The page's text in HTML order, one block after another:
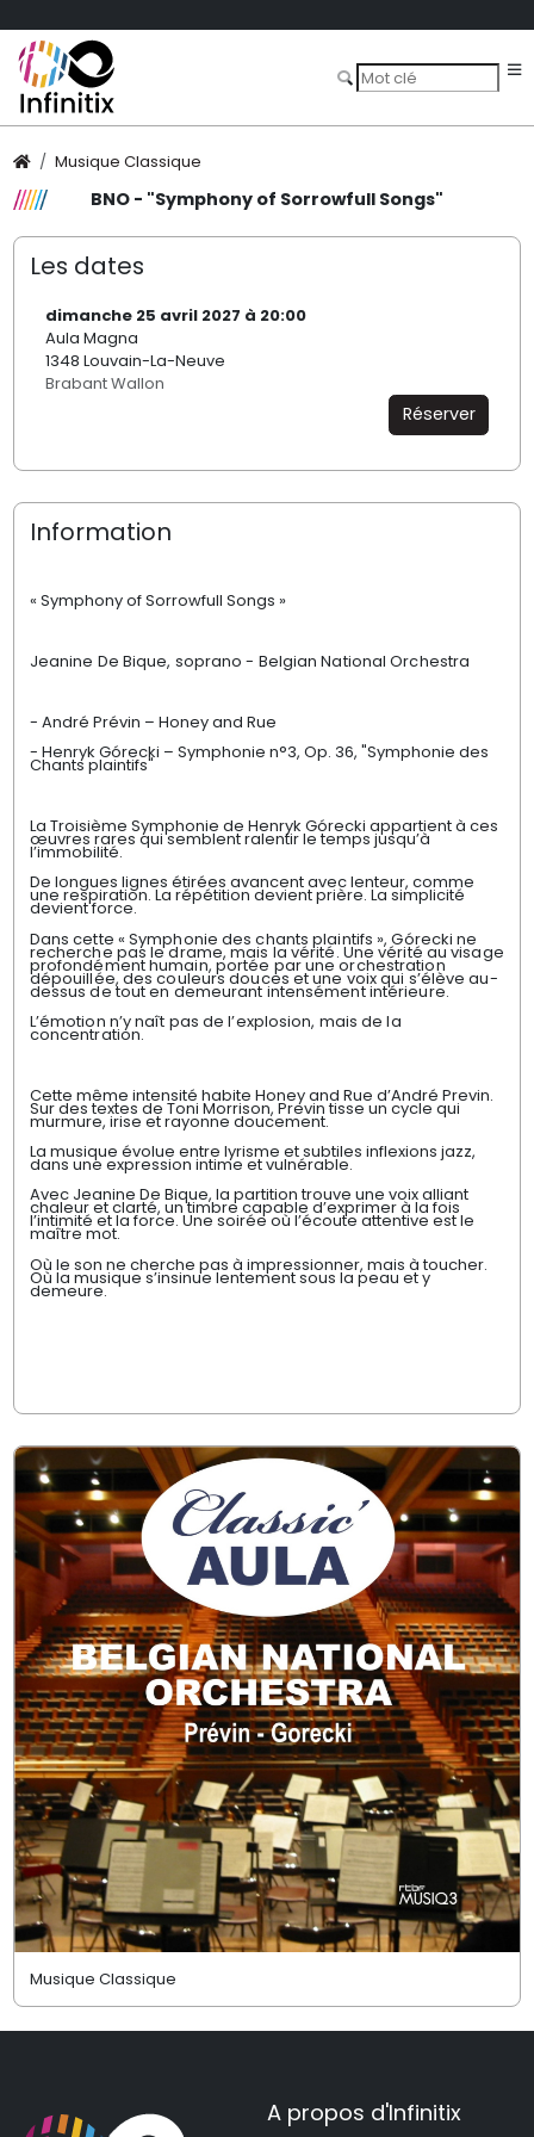
Musique Classique
BNO - "Symphony of Sorrowfull Songs"
Les dates
dimanche 25 avril 2027 à 20:00
Aula Magna
1348 Louvain-La-Neuve
Brabant Wallon
Réserver
Information
« Symphony of Sorrowfull Songs »
Jeanine De Bique, soprano - Belgian National Orchestra
- André Prévin – Honey and Rue
- Henryk Górecki – Symphonie n°3, Op. 36, "Symphonie des
Chants plaintifs"
La Troisième Symphonie de Henryk Górecki appartient à ces
œuvres rares qui semblent ralentir le temps jusqu’à
l’immobilité.
De longues lignes étirées avancent avec lenteur, comme
une respiration. La répétition devient prière. La simplicité
devient force.
Dans cette « Symphonie des chants plaintifs », Górecki ne
recherche pas le drame, mais la vérité. Une vérité au visage
profondément humain, portée par une orchestration
dépouillée, des couleurs douces et une voix qui s’élève au-
dessus de tout en demeurant intensément intérieure.
L’émotion n’y naît pas de l’explosion, mais de la
concentration.
Cette même intensité habite Honey and Rue d’André Previn.
Sur des textes de Toni Morrison, Previn tisse un cycle qui
murmure, irise et rayonne doucement.
La musique évolue entre lyrisme et subtiles inflexions jazz,
dans une expression intime et vulnérable.
Avec Jeanine De Bique, la partition trouve une voix alliant
chaleur et clarté, un timbre capable d’exprimer à la fois
l’intimité et la force. Une soirée où l’écoute attentive est le
maître mot.
Où le son ne cherche pas à impressionner, mais à toucher.
Où la musique s’insinue lentement sous la peau et y
demeure.
Musique Classique
A propos d'Infinitix